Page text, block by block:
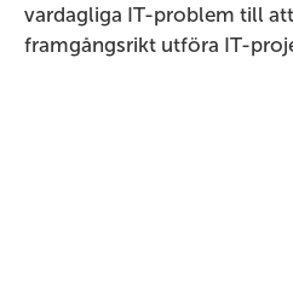
vardagliga IT-problem till
framgångsrikt utföra IT-